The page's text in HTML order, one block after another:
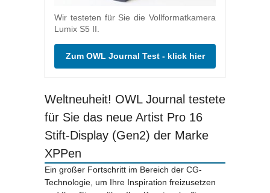
Wir testeten für Sie die Vollformatkamera
Lumix S5 II.
Zum OWL Journal Test - klick hier
Weltneuheit! OWL Journal testete
für Sie das neue Artist Pro 16
Stift-Display (Gen2) der Marke
XPPen
Ein großer Fortschritt im Bereich der CG-
Technologie, um Ihre Inspiration freizusetzen